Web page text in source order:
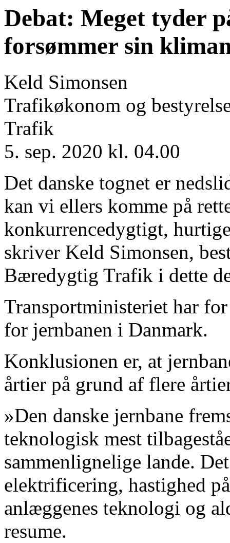
Debat: Meget tyder
forsømmer sin
Keld Simonsen
Trafikøkonom og
Trafik
5. sep. 2020 kl. 04.00
Det danske tognet er
kan vi ellers komme på
konkurrencedygtigt,
skriver Keld Simonsen,
Bæredygtig Trafik i dette
Transportministeriet har
for jernbanen i Danmark.
Konklusionen er, at
årtier på grund af flere
»Den danske jernbane
teknologisk mest
sammenlignelige lande.
elektrificering, hastighed
anlæggenes teknologi og
resume.